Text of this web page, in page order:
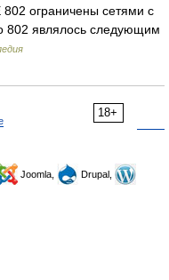
802 ограничены сетями с
802 являлось следующим
18+
Joomla,
Drupal,